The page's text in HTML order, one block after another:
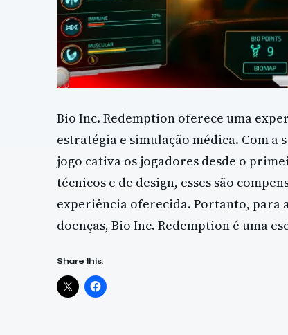
Bio Inc. Redemption oferece uma
estratégia e simulação médica. Com a
jogo cativa os jogadores desde o
técnicos e de design, esses são
experiência oferecida. Portanto, para
doenças, Bio Inc. Redemption é uma
Share this: